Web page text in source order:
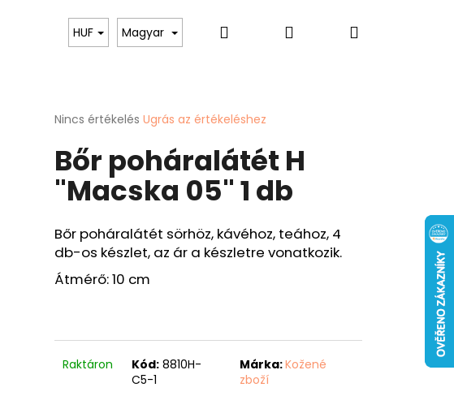
Kutyabarátoknak Hölgyeknek Hobbi & Szabadidő
HUF Magyar KeresésBejelentkezés
Kosár
A
átlagos
értékelése
5-
csillag.
Nincs értékelés Ugrás az értékeléshez
Bőr poháralátét H
"Macska 05" 1 db
Bőr poháralátét sörhöz, kávéhoz, teához, 4
db-os készlet, az ár a készletre vonatkozik.
Átmérő: 10 cm
Raktáron Kód: 8810H-
C5-1
Márka:Kožené
zboží
Következő
HORGÁSZ PÉNZTÁRCA "PONTY" - 40